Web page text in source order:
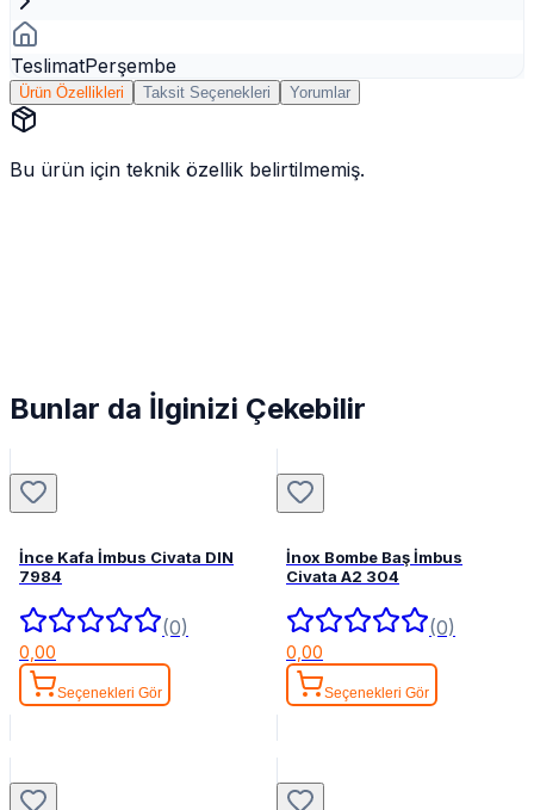
TeslimatPerşembe
Ürün Özellikleri Taksit Seçenekleri Yorumlar
Bu ürün için teknik özellik belirtilmemiş.
Bunlar da İlginizi Çekebilir
İnce Kafa İmbus Civata DIN
7984
(0)
0,00
Seçenekleri Gör
İnox Bombe Baş İmbus
Civata A2 304
(0)
0,00
Seçenekleri Gör